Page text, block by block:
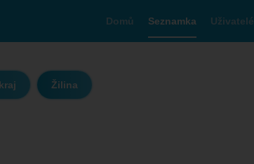
Domů Seznamka Uživatelé
Žilina